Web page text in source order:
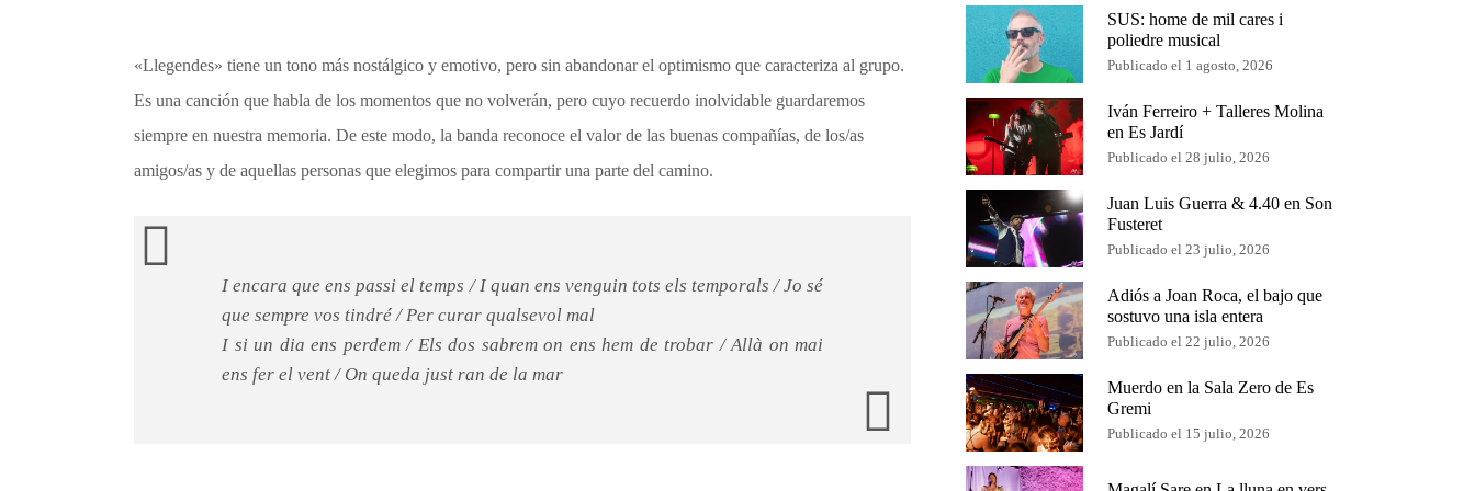
«Llegendes» tiene un tono más nostálgico y emotivo, pero sin abandonar el optimismo que caracteriza al grupo.
Es una canción que habla de los momentos que no volverán, pero cuyo recuerdo inolvidable guardaremos
siempre en nuestra memoria. De este modo, la banda reconoce el valor de las buenas compañías, de los/as
amigos/as y de aquellas personas que elegimos para compartir una parte del camino.
I encara que ens passi el temps / I quan ens venguin tots els temporals / Jo sé
que sempre vos tindré / Per curar qualsevol mal
I si un dia ens perdem / Els dos sabrem on ens hem de trobar / Allà on mai
ens fer el vent / On queda just ran de la mar
SUS: home de mil cares i
poliedre musical
Publicado el 1 agosto, 2026
Iván Ferreiro + Talleres Molina
en Es Jardí
Publicado el 28 julio, 2026
Juan Luis Guerra & 4.40 en Son
Fusteret
Publicado el 23 julio, 2026
Adiós a Joan Roca, el bajo que
sostuvo una isla entera
Publicado el 22 julio, 2026
Muerdo en la Sala Zero de Es
Gremi
Publicado el 15 julio, 2026